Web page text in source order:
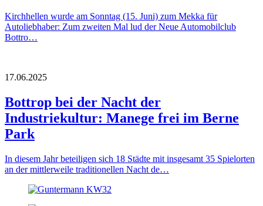
Kirchhellen wurde am Sonntag (15. Juni) zum Mekka für
Autoliebhaber: Zum zweiten Mal lud der Neue Automobilclub
Bottro…
17.06.2025
Bottrop bei der Nacht der
Industriekultur: Manege frei im Berne
Park
In diesem Jahr beteiligen sich 18 Städte mit insgesamt 35 Spielorten
an der mittlerweile traditionellen Nacht de…